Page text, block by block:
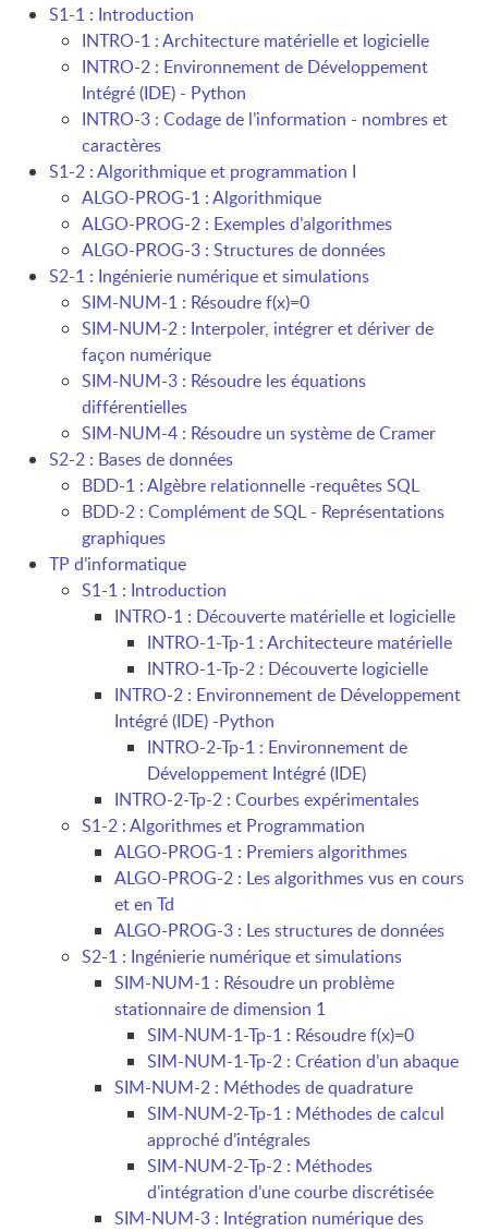
S1-1 : Introduction
INTRO-1 : Architecture matérielle et logicielle
INTRO-2 : Environnement de Développement
Intégré (IDE) - Python
INTRO-3 : Codage de l’information - nombres et
caractères
S1-2 : Algorithmique et programmation I
ALGO-PROG-1 : Algorithmique
ALGO-PROG-2 : Exemples d’algorithmes
ALGO-PROG-3 : Structures de données
S2-1 : Ingénierie numérique et simulations
SIM-NUM-1 : Résoudre f(x)=0
SIM-NUM-2 : Interpoler, intégrer et dériver de
façon numérique
SIM-NUM-3 : Résoudre les équations
différentielles
SIM-NUM-4 : Résoudre un système de Cramer
S2-2 : Bases de données
BDD-1 : Algèbre relationnelle -requêtes SQL
BDD-2 : Complément de SQL - Représentations
graphiques
TP d’informatique
S1-1 : Introduction
INTRO-1 : Découverte matérielle et logicielle
INTRO-1-Tp-1 : Architecteure matérielle
INTRO-1-Tp-2 : Découverte logicielle
INTRO-2 : Environnement de Développement
Intégré (IDE) -Python
INTRO-2-Tp-1 : Environnement de
Développement Intégré (IDE)
INTRO-2-Tp-2 : Courbes expérimentales
S1-2 : Algorithmes et Programmation
ALGO-PROG-1 : Premiers algorithmes
ALGO-PROG-2 : Les algorithmes vus en cours
et en Td
ALGO-PROG-3 : Les structures de données
S2-1 : Ingénierie numérique et simulations
SIM-NUM-1 : Résoudre un problème
stationnaire de dimension 1
SIM-NUM-1-Tp-1 : Résoudre f(x)=0
SIM-NUM-1-Tp-2 : Création d’un abaque
SIM-NUM-2 : Méthodes de quadrature
SIM-NUM-2-Tp-1 : Méthodes de calcul
approché d’intégrales
SIM-NUM-2-Tp-2 : Méthodes
d’intégration d’une courbe discrétisée
SIM-NUM-3 : Intégration numérique des